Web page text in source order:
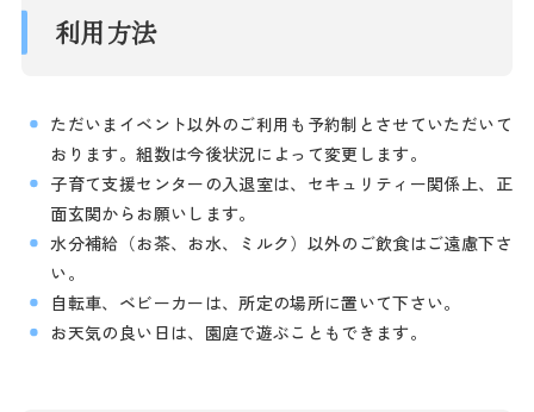
利用方法
ただいまイベント以外のご利用も予約制とさせていただいて
おります。組数は今後状況によって変更します。
子育て支援センターの入退室は、セキュリティー関係上、正
面玄関からお願いします。
水分補給（お茶、お水、ミルク）以外のご飲食はご遠慮下さ
い。
自転車、ベビーカーは、所定の場所に置いて下さい。
お天気の良い日は、園庭で遊ぶこともできます。